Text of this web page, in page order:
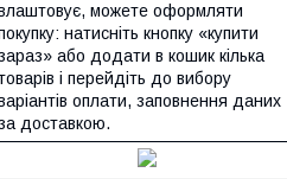
можете оформляти
натисніть кнопку «купити
або додати в кошик кілька
і перейдіть до вибору
оплати, заповнення даних
доставкою.